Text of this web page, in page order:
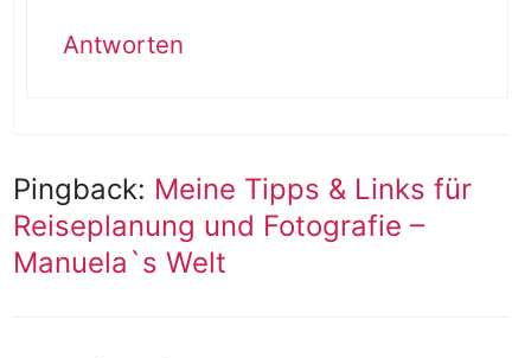
Antworten
Pingback: Meine Tipps & Links für
Reiseplanung und Fotografie –
Manuela`s Welt